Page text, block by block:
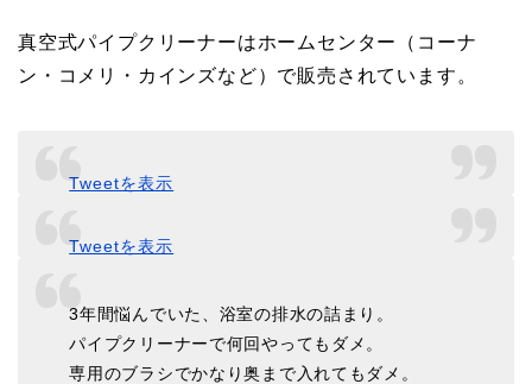
真空式パイプクリーナーはホームセンター（コーナ
ン・コメリ・カインズなど）で販売されています。
Tweetを表示
Tweetを表示
3年間悩んでいた、浴室の排水の詰まり。
パイプクリーナーで何回やってもダメ。
専用のブラシでかなり奥まで入れてもダメ。